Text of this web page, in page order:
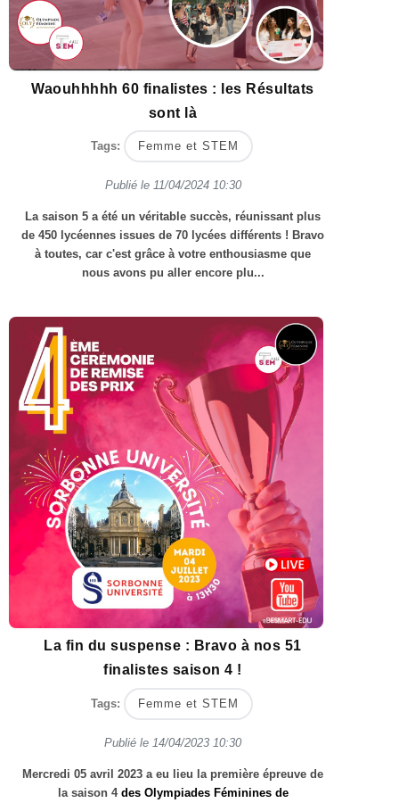
Waouhhhhh 60 finalistes : les Résultats
sont là
Tags: Femme et STEM
Publié le 11/04/2024 10:30
La saison 5 a été un véritable succès, réunissant plus
de 450 lycéennes issues de 70 lycées différents ! Bravo
à toutes, car c'est grâce à votre enthousiasme que
nous avons pu aller encore plu...
La fin du suspense : Bravo à nos 51
finalistes saison 4 !
Tags: Femme et STEM
Publié le 14/04/2023 10:30
Mercredi 05 avril 2023 a eu lieu la première épreuve de
la saison 4 des Olympiades Féminines de